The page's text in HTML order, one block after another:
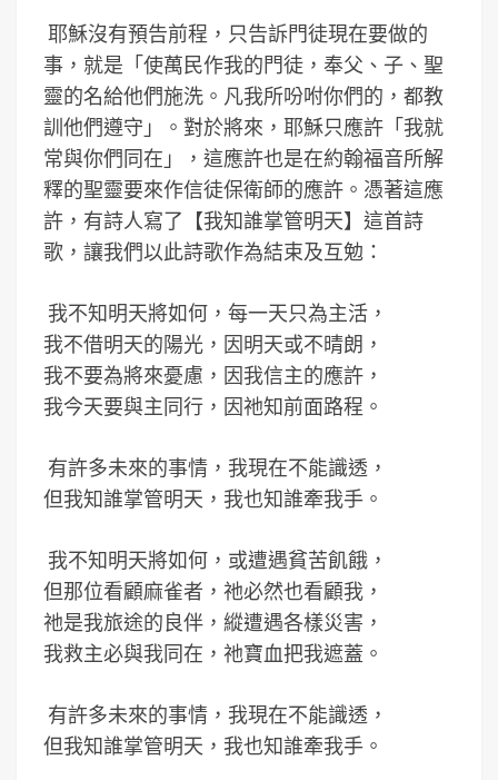
耶穌沒有預告前程，只告訴門徒現在要做的
事，就是「使萬民作我的門徒，奉父、子、聖
靈的名給他們施洗。凡我所吩咐你們的，都教
訓他們遵守」。對於將來，耶穌只應許「我就
常與你們同在」，這應許也是在約翰福音所解
釋的聖靈要來作信徒保衛師的應許。憑著這應
許，有詩人寫了【我知誰掌管明天】這首詩
歌，讓我們以此詩歌作為結束及互勉：
我不知明天將如何，每一天只為主活，
我不借明天的陽光，因明天或不晴朗，
我不要為將來憂慮，因我信主的應許，
我今天要與主同行，因祂知前面路程。
有許多未來的事情，我現在不能識透，
但我知誰掌管明天，我也知誰牽我手。
我不知明天將如何，或遭遇貧苦飢餓，
但那位看顧麻雀者，祂必然也看顧我，
祂是我旅途的良伴，縱遭遇各樣災害，
我救主必與我同在，祂寶血把我遮蓋。
有許多未來的事情，我現在不能識透，
但我知誰掌管明天，我也知誰牽我手。